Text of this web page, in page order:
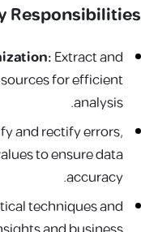
Responsibilities:
Extract and
for efficient
analysis.
and rectify errors,
to ensure data
accuracy.
techniques and